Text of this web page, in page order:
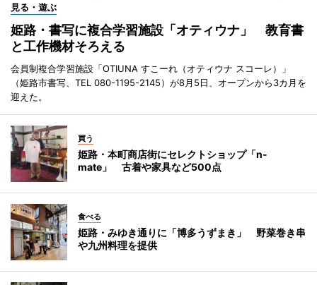
見る・遊ぶ
姫路・書写に複合学習施設「オティウナ」 教育書
と工作機材そろえる
会員制複合学習施設「OTIUNA すこーれ（オティウナ スコーレ）」
（姫路市書写、TEL 080-1195-2145）が8月5日、オープンから3カ月を
迎えた。
買う
姫路・本町商店街にセレクトショップ「n-
mate」 古着や家具など500点
食べる
姫路・みゆき通りに「博多うずまき」 野菜巻き串
や九州料理を提供